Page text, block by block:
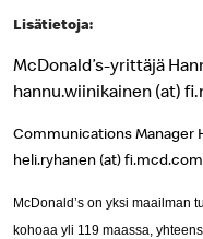
Lisätietoja:
McDonald’s-yrittäjä
hannu.wiinikainen (at)
Communications Manager
heli.ryhanen (at) fi.mcd.com
McDonald’s on yksi maailman
kohoaa yli 119 maassa,